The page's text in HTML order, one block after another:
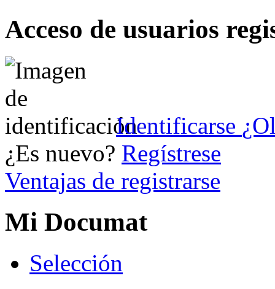
Acceso de usuarios
Identificarse
¿Es nuevo? Regístrese
Ventajas de registrarse
Mi Documat
Selección